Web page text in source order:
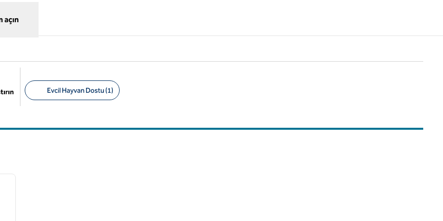
açın
Evcil Hayvan Dostu (1)
sonraki görsel